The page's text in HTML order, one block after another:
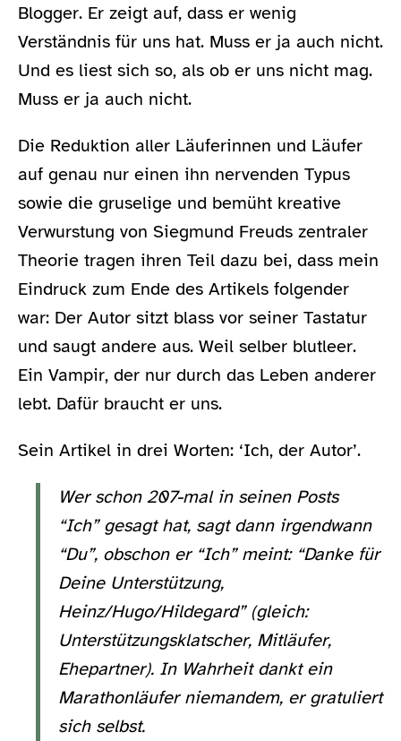
Blogger. Er zeigt auf, dass er wenig
Verständnis für uns hat. Muss er ja auch nicht.
Und es liest sich so, als ob er uns nicht mag.
Muss er ja auch nicht.
Die Reduktion aller Läuferinnen und Läufer
auf genau nur einen ihn nervenden Typus
sowie die gruselige und bemüht kreative
Verwurstung von Siegmund Freuds zentraler
Theorie tragen ihren Teil dazu bei, dass mein
Eindruck zum Ende des Artikels folgender
war: Der Autor sitzt blass vor seiner Tastatur
und saugt andere aus. Weil selber blutleer.
Ein Vampir, der nur durch das Leben anderer
lebt. Dafür braucht er uns.
Sein Artikel in drei Worten: ‘Ich, der Autor’.
Wer schon 207-mal in seinen Posts
“Ich” gesagt hat, sagt dann irgendwann
“Du”, obschon er “Ich” meint: “Danke für
Deine Unterstützung,
Heinz/Hugo/Hildegard” (gleich:
Unterstützungsklatscher, Mitläufer,
Ehepartner). In Wahrheit dankt ein
Marathonläufer niemandem, er gratuliert
sich selbst.